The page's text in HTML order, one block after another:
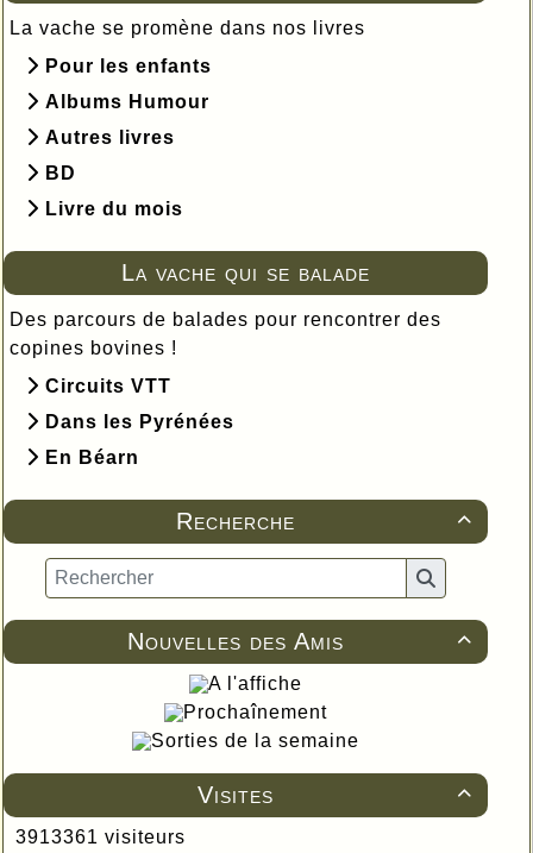
La vache se promène dans nos livres
Pour les enfants
Albums Humour
Autres livres
BD
Livre du mois
La vache qui se balade
Des parcours de balades pour rencontrer des
copines bovines !
Circuits VTT
Dans les Pyrénées
En Béarn

Recherche

Nouvelles des Amis
A l'affiche
Prochaînement
Sorties de la semaine

Visites
3913361 visiteurs